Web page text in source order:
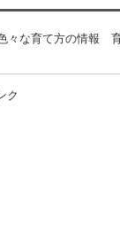
々な育て方の情報
ク